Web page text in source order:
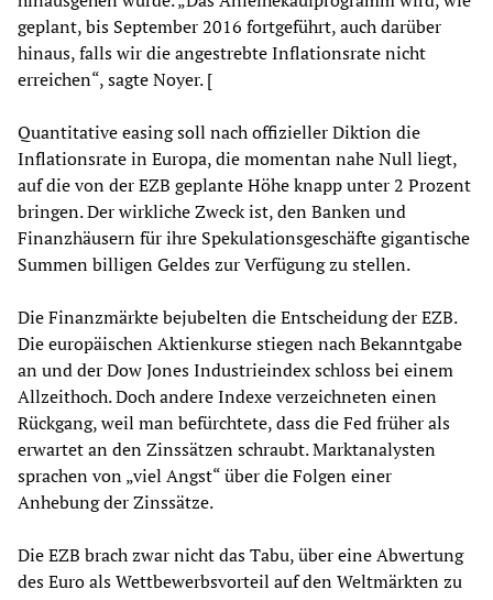
geplant, bis September 2016 fortgeführt, auch darüber
hinaus, falls wir die angestrebte Inflationsrate nicht
erreichen“, sagte Noyer. [
Quantitative easing soll nach offizieller Diktion die
Inflationsrate in Europa, die momentan nahe Null liegt,
auf die von der EZB geplante Höhe knapp unter 2 Prozent
bringen. Der wirkliche Zweck ist, den Banken und
Finanzhäusern für ihre Spekulationsgeschäfte gigantische
Summen billigen Geldes zur Verfügung zu stellen.
Die Finanzmärkte bejubelten die Entscheidung der EZB.
Die europäischen Aktienkurse stiegen nach Bekanntgabe
an und der Dow Jones Industrieindex schloss bei einem
Allzeithoch. Doch andere Indexe verzeichneten einen
Rückgang, weil man befürchtete, dass die Fed früher als
erwartet an den Zinssätzen schraubt. Marktanalysten
sprachen von „viel Angst“ über die Folgen einer
Anhebung der Zinssätze.
Die EZB brach zwar nicht das Tabu, über eine Abwertung
des Euro als Wettbewerbsvorteil auf den Weltmärkten zu